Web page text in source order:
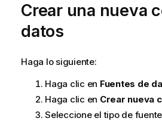
o
r
m
t
v
a
Crear una nueva
datos
Haga lo siguiente:
Haga clic en Fuentes de
Haga clic en Crear nueva
Seleccione el tipo de